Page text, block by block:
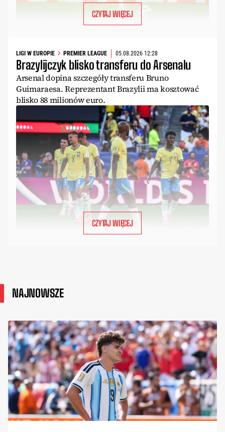
CZYTAJ WIĘCEJ
LIGI W EUROPIE PREMIER LEAGUE 05.08.2026 12:28
Brazylijczyk blisko transferu do Arsenalu
Arsenal dopina szczegóły transferu Bruno
Guimaraesa. Reprezentant Brazylii ma kosztować
blisko 88 milionów euro.
CZYTAJ WIĘCEJ
NAJNOWSZE